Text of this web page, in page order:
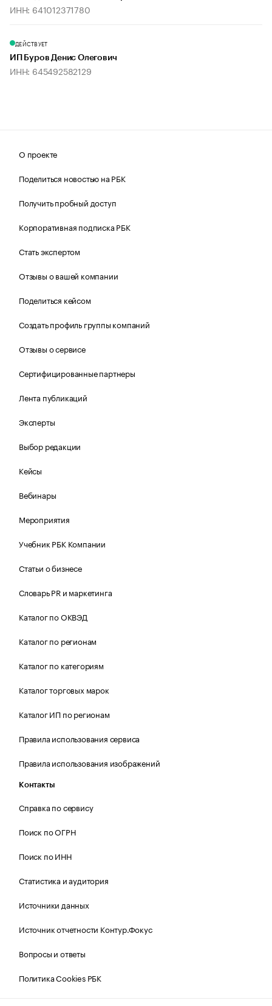
ИНН: 641012371780
ДЕЙСТВУЕТ
ИП Буров Денис Олегович
ИНН: 645492582129
О проекте
Поделиться новостью на РБК
Получить пробный доступ
Корпоративная подписка РБК
Стать экспертом
Отзывы о вашей компании
Поделиться кейсом
Создать профиль группы компаний
Отзывы о сервисе
Сертифицированные партнеры
Лента публикаций
Эксперты
Выбор редакции
Кейсы
Вебинары
Мероприятия
Учебник РБК Компании
Статьи о бизнесе
Словарь PR и маркетинга
Каталог по ОКВЭД
Каталог по регионам
Каталог по категориям
Каталог торговых марок
Каталог ИП по регионам
Правила использования сервиса
Правила использования изображений
Контакты
Справка по сервису
Поиск по ОГРН
Поиск по ИНН
Статистика и аудитория
Источники данных
Источник отчетности Контур.Фокус
Вопросы и ответы
Политика Cookies РБК